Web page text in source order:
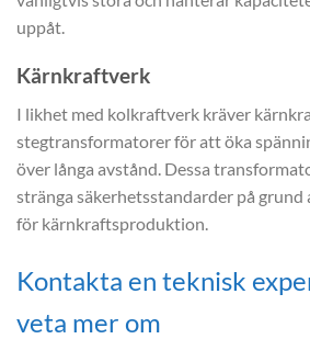
uppåt.
Kärnkraftverk
I likhet med kolkraftverk kräver
stegtransformatorer för att öka
över långa avstånd. Dessa
stränga säkerhetsstandarder på grund
för kärnkraftsproduktion.
Kontakta en teknisk
veta mer om